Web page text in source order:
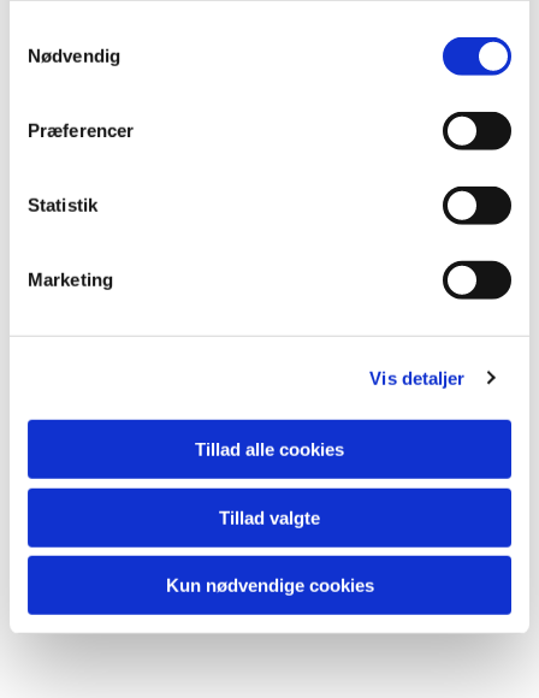
Nødvendig
Præferencer
Statistik
Marketing
Vis detaljer
Tillad alle cookies
Tillad valgte
Kun nødvendige cookies
Du vil måske også kunne
lide...